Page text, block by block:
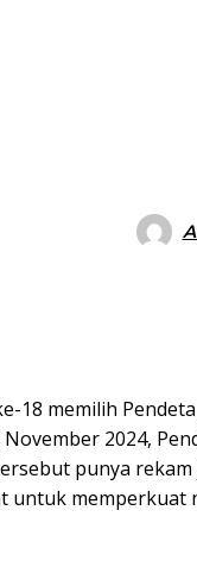
18 memilih
2024,
punya